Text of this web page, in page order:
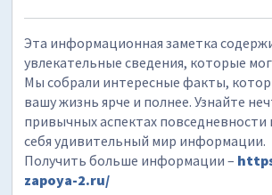
Эта информационная заметка
увлекательные сведения, которые
Мы собрали интересные факты,
вашу жизнь ярче и полнее. Узнайте
привычных аспектах повседневности
себя удивительный мир информации.
Получить больше информации –
zapoya-2.ru/